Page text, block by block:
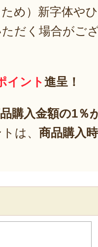
ため）新字体や
だく場合がご
イント進呈！
購入金額の1％
は、 商品購入